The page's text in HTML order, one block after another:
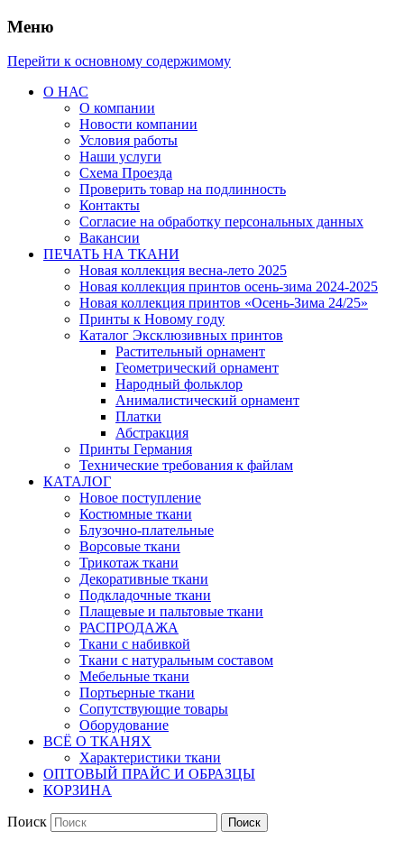
Меню
Перейти к основному содержимому
О НАС
О компании
Новости компании
Условия работы
Наши услуги
Схема Проезда
Проверить товар на подлинность
Контакты
Согласие на обработку персональных данных
Вакансии
ПЕЧАТЬ НА ТКАНИ
Новая коллекция весна-лето 2025
Новая коллекция принтов осень-зима 2024-2025
Новая коллекция принтов «Осень-Зима 24/25»
Принты к Новому году
Каталог Эксклюзивных принтов
Растительный орнамент
Геометрический орнамент
Народный фольклор
Анималистический орнамент
Платки
Абстракция
Принты Германия
Технические требования к файлам
КАТАЛОГ
Новое поступление
Костюмные ткани
Блузочно-плательные
Ворсовые ткани
Трикотаж ткани
Декоративные ткани
Подкладочные ткани
Плащевые и пальтовые ткани
РАСПРОДАЖА
Ткани с набивкой
Ткани с натуральным составом
Мебельные ткани
Портьерные ткани
Сопутствующие товары
Оборудование
ВСЁ О ТКАНЯХ
Характеристики ткани
ОПТОВЫЙ ПРАЙС И ОБРАЗЦЫ
КОРЗИНА
Поиск